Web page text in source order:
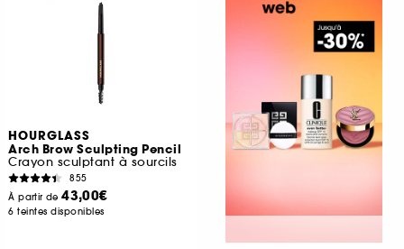
HOURGLASS
Arch Brow Sculpting Pencil
Crayon sculptant à sourcils
855
À partir de43,00€
6 teintes disponibles